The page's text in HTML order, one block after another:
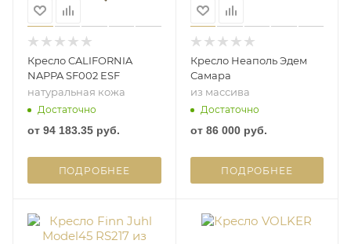
Кресло CALIFORNIA
NAPPA SF002 ESF
натуральная кожа
Достаточно
от 94 183.35 руб.
ПОДРОБНЕЕ
Кресло Неаполь Эдем
Самара
из массива
Достаточно
от 86 000 руб.
ПОДРОБНЕЕ